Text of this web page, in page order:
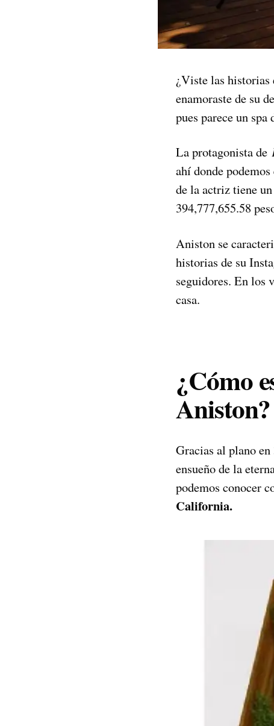
¿Viste las historias
enamoraste de su
pues parece un
La protagonista de
ahí donde
de la actriz tiene
394,777,655.58
Aniston se
historias de su
seguidores. En los
casa.
¿Cómo
Aniston?
Gracias al plano
ensueño de la
podemos conocer
California.